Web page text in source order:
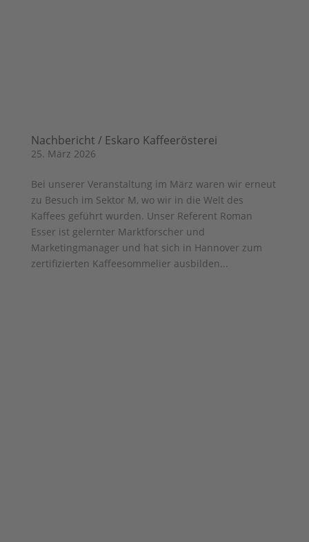
Nachbericht / Eskaro Kaffeerösterei
25. März 2026
Bei unserer Veranstaltung im März waren wir erneut
zu Besuch im Sektor M, wo wir in die Welt des
Kaffees geführt wurden. Unser Referent Roman
Esser ist gelernter Marktforscher und
Marketingmanager und hat sich in Hannover zum
zertifizierten Kaffeesommelier ausbilden...